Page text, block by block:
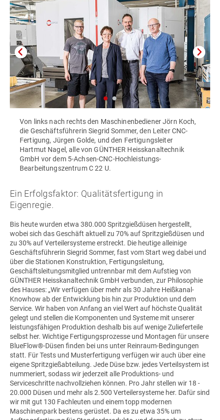
Von links nach rechts den Maschinenbediener Jörn Koch,
die Geschäftsführerin Siegrid Sommer, den Leiter CNC-
Fertigung, Jürgen Golde, und den Fertigungsleiter
Hartmut Nagel, alle von GÜNTHER Heisskanaltechnik
GmbH vor dem 5-Achsen-CNC-Hochleistungs-
Bearbeitungszentrum C 22 U.
Ein Erfolgsfaktor: Qualitätsfertigung in
Eigenregie.
Bis heute wurden etwa 380.000 Spritzgießdüsen hergestellt,
wobei sich das Geschäft aktuell zu 70% auf Spritzgießdüsen und
zu 30% auf Verteilersysteme erstreckt. Die heutige alleinige
Geschäftsführerin Siegrid Sommer, fast vom Start weg dabei und
über die Stationen Konstruktion, Fertigungsleitung,
Geschäftsleitungsmitglied untrennbar mit dem Aufstieg von
GÜNTHER Heisskanaltechnik GmbH verbunden, zur Philosophie
des Hauses: „Wir verfügen über mehr als 30 Jahre Heißkanal-
Knowhow ab der Entwicklung bis hin zur Produktion und dem
Service. Wir haben von Anfang an viel Wert auf höchste Qualität
gelegt und stellen die Komponenten und Systeme mit unserer
leistungsfähigen Produktion deshalb bis auf wenige Zulieferteile
selbst her. Wichtige Fertigungsprozesse und Montagen für unsere
BlueFlow®-Düsen finden bei uns unter Reinraum-Bedingungen
statt. Für Tests und Musterfertigung verfügen wir auch über eine
eigene Spritzgießabteilung. Jede Düse bzw. jedes Verteilsystem ist
nummeriert, sodass wir jederzeit alle Produktions- und
Serviceschritte nachvollziehen können. Pro Jahr stellen wir 18 -
20.000 Düsen und mehr als 2.500 Verteilersysteme her. Dafür sind
wir mit gut 130 Fachleuten und einem topp modernen
Maschinenpark bestens gerüstet. Da es zu etwa 35% um